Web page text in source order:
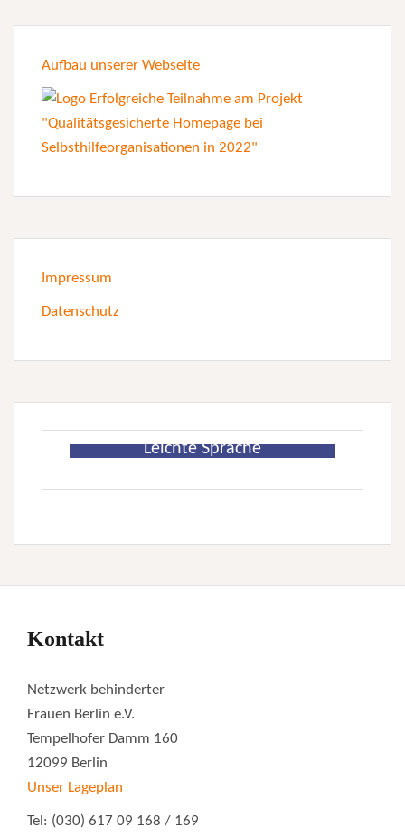
Aufbau unserer Webseite
Impressum
Datenschutz
Leichte Sprache
Kontakt
Netzwerk behinderter
Frauen Berlin e.V.
Tempelhofer Damm 160
12099 Berlin
Unser Lageplan
Tel: (030) 617 09 168 / 169